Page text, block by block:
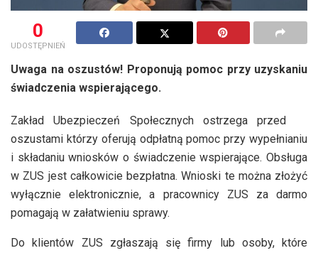
0
UDOSTĘPNIEŃ
Uwaga na oszustów! Proponują pomoc przy uzyskaniu
świadczenia wspierającego.
Zakład Ubezpieczeń Społecznych ostrzega przed
oszustami którzy oferują odpłatną pomoc przy wypełnianiu
i składaniu wniosków o świadczenie wspierające. Obsługa
w ZUS jest całkowicie bezpłatna. Wnioski te można złożyć
wyłącznie elektronicznie, a pracownicy ZUS za darmo
pomagają w załatwieniu sprawy.
Do klientów ZUS zgłaszają się firmy lub osoby, które